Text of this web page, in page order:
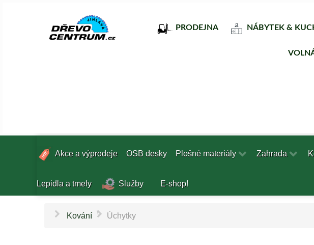
PRODEJNA NÁBYTEK &
Akce a výprodeje OSB desky Plošné materiály Zahrada
Lepidla a tmely Služby E-shop!
Kování \ Úchytky